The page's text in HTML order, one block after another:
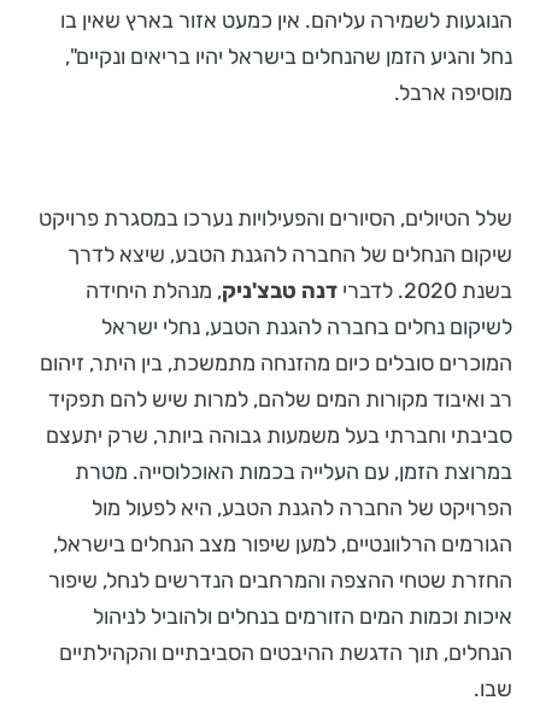
הנוגעות לשמירה עליהם. אין כמעט אזור בארץ שאין בו
נחל והגיע הזמן שהנחלים בישראל יהיו בריאים ונקיים",
מוסיפה ארבל.
שלל הטיולים, הסיורים והפעילויות נערכו במסגרת פרויקט
שיקום הנחלים של החברה להגנת הטבע, שיצא לדרך
בשנת 2020. לדברי
דנה טבצ'ניק, מנהלת היחידה
לשיקום נחלים בחברה להגנת הטבע, נחלי ישראל
המוכרים סובלים כיום מהזנחה מתמשכת, בין היתר, זיהום
רב ואיבוד מקורות המים שלהם, למרות שיש להם תפקיד
סביבתי וחברתי בעל משמעות גבוהה ביותר, שרק יתעצם
במרוצת הזמן, עם העלייה בכמות האוכלוסייה. מטרת
הפרויקט של החברה להגנת הטבע, היא לפעול מול
הגורמים הרלוונטיים, למען שיפור מצב הנחלים בישראל,
החזרת שטחי ההצפה והמרחבים הנדרשים לנחל, שיפור
איכות וכמות המים הזורמים בנחלים ולהוביל לניהול
הנחלים, תוך הדגשת ההיבטים הסביבתיים והקהילתיים
שבו.